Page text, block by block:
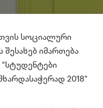
სოციალური
შესახებ იმართება
2018"